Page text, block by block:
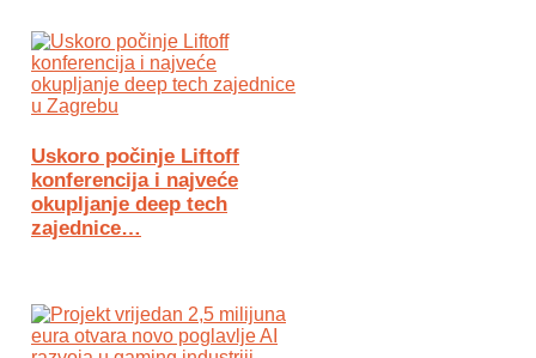
Uskoro počinje Liftoff
konferencija i najveće
okupljanje deep tech
zajednice…